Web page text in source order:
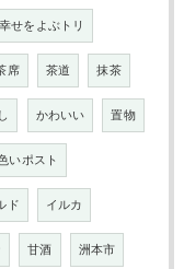
幸せをよぶトリ
席 茶道 抹茶
かわいい 置物
いポスト
ド イルカ
甘酒 洲本市